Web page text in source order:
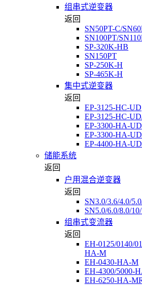
组串式逆变器
返回
SN50PT-C/
SN100PT/
SP-320K-HB
SN150PT
SP-250K-H
SP-465K-H
集中式逆变器
返回
EP-3125-HC-UD
EP-3125-HC-
EP-3300-HA-UD
EP-3300-HA-
EP-4400-HA-
储能系统
返回
户用混合逆变器
返回
SN3.0/3.6/4.0/
SN5.0/6.0/8.0/
组串式变流器
返回
EH-0125/0140/
HA-M
EH-0430-HA-M
EH-4300/5000-
EH-6250-HA-